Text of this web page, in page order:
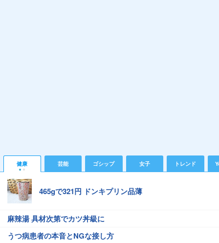
健康 芸能 ゴシップ 女子 トレンド
465gで321円 ドンキプリン品薄
麻辣湯 具材次第でカツ丼級に
うつ病患者の本音とNGな接し方